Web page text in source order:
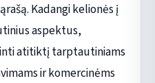
Kadangi kelionės į
aspektus,
atitiktį tarptautiniams
ir komercinėms